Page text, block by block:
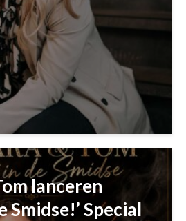
lanceren
Smidse!’ Special